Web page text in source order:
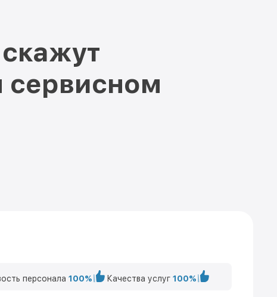
персонала 100% Качества услуг 100%